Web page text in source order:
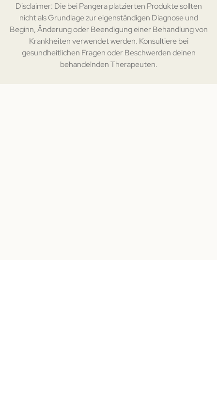
Disclaimer: Die bei Pangera platzierten Produkte sollten
nicht als Grundlage zur eigenständigen Diagnose und
Beginn, Änderung oder Beendigung einer Behandlung von
Krankheiten verwendet werden. Konsultiere bei
gesundheitlichen Fragen oder Beschwerden deinen
behandelnden Therapeuten.